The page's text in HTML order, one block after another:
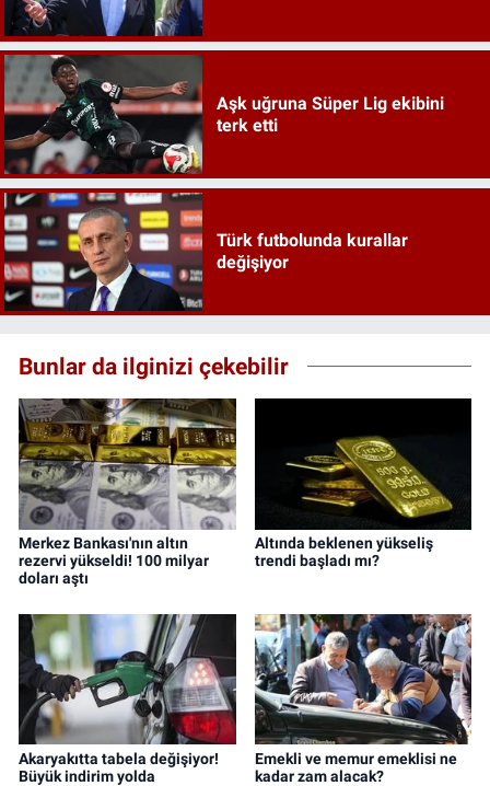
Aşk uğruna Süper Lig ekibini
terk etti
Türk futbolunda kurallar
değişiyor
Bunlar da ilginizi çekebilir
Merkez Bankası'nın altın
rezervi yükseldi! 100 milyar
doları aştı
Altında beklenen yükseliş
trendi başladı mı?
Akaryakıtta tabela değişiyor!
Büyük indirim yolda
Emekli ve memur emeklisi ne
kadar zam alacak?